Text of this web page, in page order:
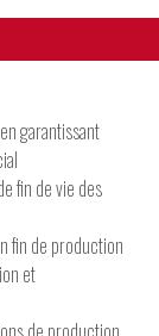
garantissant
fin de vie des
fin de production
et